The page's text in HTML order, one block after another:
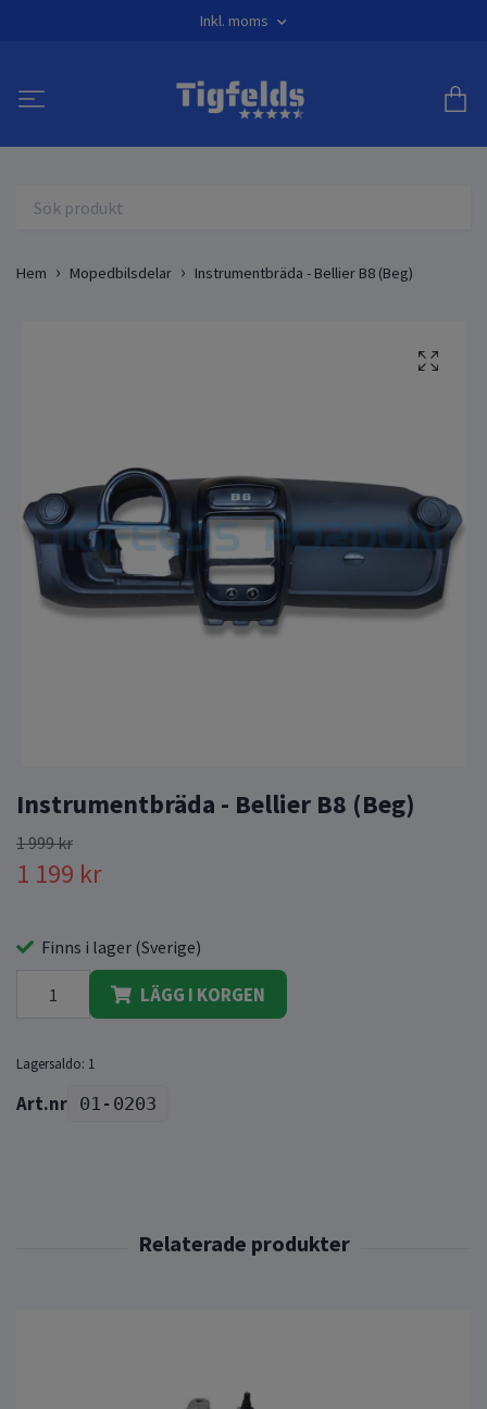
Inkl. moms
Hem Mopedbilsdelar Instrumentbräda - Bellier B8 (Beg)
Instrumentbräda - Bellier B8 (Beg)
1 999 kr
1 199 kr
Finns i lager (Sverige)
LÄGG I KORGEN
Lagersaldo: 1
01-0203